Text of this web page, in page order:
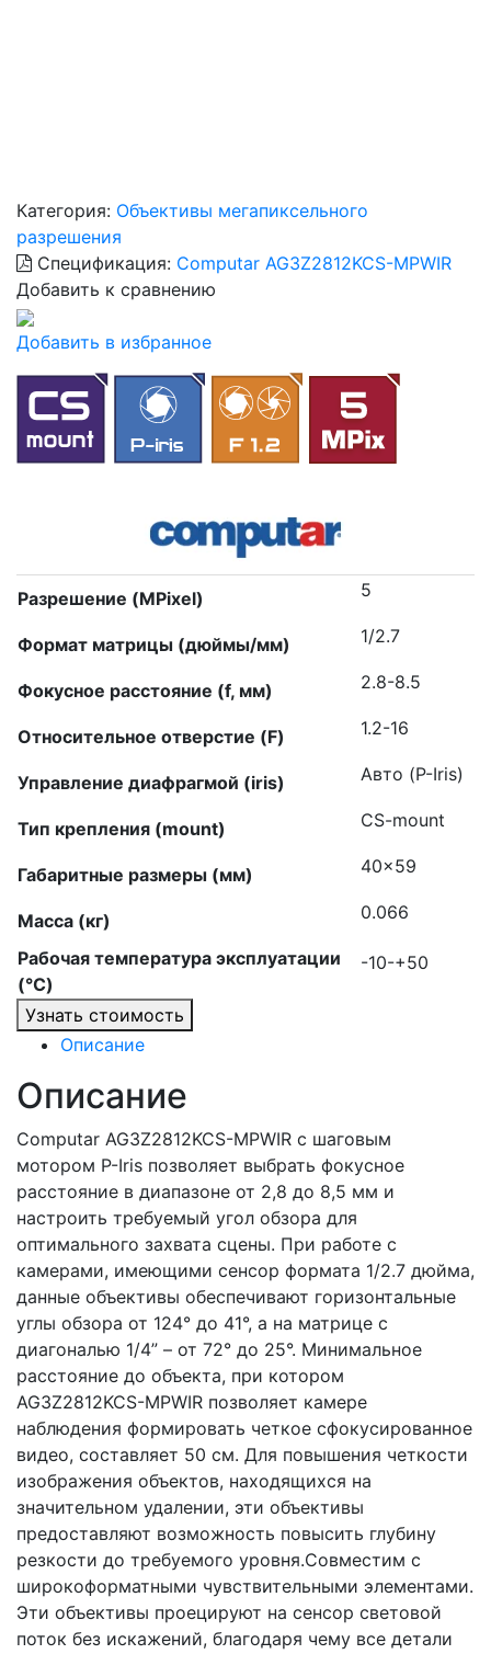
Категория: Объективы мегапиксельного
разрешения
Спецификация: Computar AG3Z2812KCS-MPWIR
Добавить к сравнению
Добавить в избранное
Разрешение (MPixel) 5
Формат матрицы (дюймы/мм) 1/2.7
Фокусное расстояние (f, мм) 2.8-8.5
Относительное отверстие (F) 1.2-16
Управление диафрагмой (iris) Авто (P-Iris)
Тип крепления (mount) CS-mount
Габаритные размеры (мм) 40×59
Масса (кг) 0.066
Рабочая температура эксплуатации
(°C)
-10-+50
Узнать стоимость
Описание
Описание
Computar AG3Z2812KCS-MPWIR с шаговым
мотором P-Iris позволяет выбрать фокусное
расстояние в диапазоне от 2,8 до 8,5 мм и
настроить требуемый угол обзора для
оптимального захвата сцены. При работе с
камерами, имеющими сенсор формата 1/2.7 дюйма,
данные объективы обеспечивают горизонтальные
углы обзора от 124° до 41°, а на матрице с
диагональю 1/4” – от 72° до 25°. Минимальное
расстояние до объекта, при котором
AG3Z2812KCS-MPWIR позволяет камере
наблюдения формировать четкое сфокусированное
видео, составляет 50 см. Для повышения четкости
изображения объектов, находящихся на
значительном удалении, эти объективы
предоставляют возможность повысить глубину
резкости до требуемого уровня.Совместим с
широкоформатными чувствительными элементами.
Эти объективы проецируют на сенсор световой
поток без искажений, благодаря чему все детали